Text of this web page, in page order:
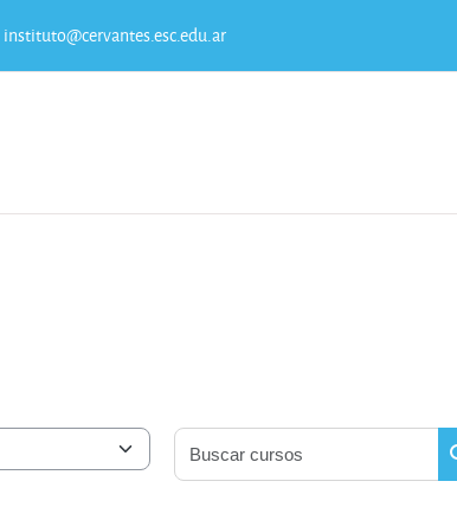
instituto@cervantes.esc.edu.ar